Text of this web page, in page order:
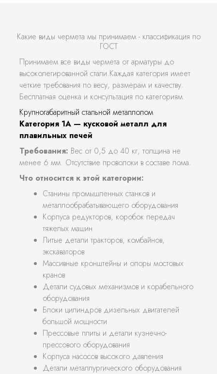
Какие виды чермета мы принимаем - классификация по
ГОСТ
Принимаем все виды чермета от арматуры до
высоколегированной стали.Каждая категория имеет
четкие требования по весу, размерам и качеству.
Бесплатная оценка и консультация по категориям.
Крупногабаритный стальной металлолом
Категория 1А — кусковой металл для
плавильных печей
Требования: Вес от 0,5 до 40 кг, толщина не
менее 6 мм. Отсутствие проволоки в составе лома.
Что относится к этой категории:
Станины промышленных станков и
металлообрабатывающего оборудования
Корпуса редукторов, коробок передач
тяжелых машин
Литые детали тракторов, комбайнов,
экскаваторов
Массивные кронштейны и опоры мостовых
кранов
Детали судовых механизмов и корабельного
оборудования
Блоки цилиндров дизельных двигателей
большой мощности
Прессовые плиты и детали кузнечно-
прессового оборудования
Корпуса насосов высокого давления
Детали металлургического оборудования